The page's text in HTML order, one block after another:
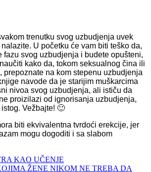
trenutku svog uzbudjenja uvek
U početku će vam biti teško da,
fazu svog uzbudjenja i budete opušteni,
kako da, tokom seksualnog čina ili
prepoznate na kom stepenu uzbudjenja
navode da je starijim muškarcima
nivoa svog uzbudjenja, ali ističu da
proizilazi od ignorisanja uzbudjenja,
Vežbajte! 🙂
biti ekvivalentna tvrdoći erekcije, jer
mogu dogoditi i sa slabom
KAO UČENJE
ŽENE NIKOM NE TREBA DA